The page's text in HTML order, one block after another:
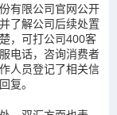
有限公司官网公开
了解公司后续处置
，可打公司400客
电话，咨询消费者
人员登记了相关信
复。